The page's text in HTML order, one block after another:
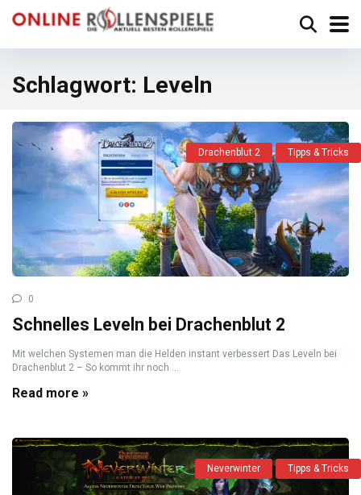
Schlagwort: Leveln
Drachenblut 2 Tipps & Tricks
0
Schnelles Leveln bei Drachenblut 2
Mit welchen Systemen man die Helden instant verbessert Das Leveln bei
Drachenblut 2 – So kommt ihr noch ...
Read more »
Neverwinter Tipps & Tricks